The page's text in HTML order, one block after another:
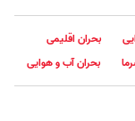
بحران اقلیمی
بحران آب و هوایی